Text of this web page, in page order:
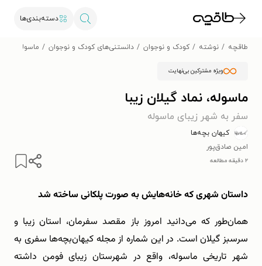
دسته‌بندی‌ها
طاقچه نوشته کودک و نوجوان دانستنی‌های کودک و نوجوان ماسوله،
ویژه مشترکین بی‌نهایت
ماسوله، نماد گیلان زیبا
سفر به شهر زیبای ماسوله
کیهان بچه‌ها
امین صادق‌پور
۲ دقیقه مطالعه
داستان شهری که خانه‌هایش به صورت پلکانی ساخته شد
همان‌طور که می‌دانید امروز باز مقصد سفرمان، استان زیبا و
سرسبز گیلان است. در این شماره از مجله کیهان‌بچه‌ها سفری به
شهر تاریخی ماسوله، واقع در شهرستان زیبای فومن داشته